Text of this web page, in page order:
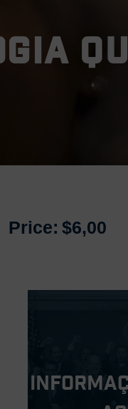
Price: $6,00